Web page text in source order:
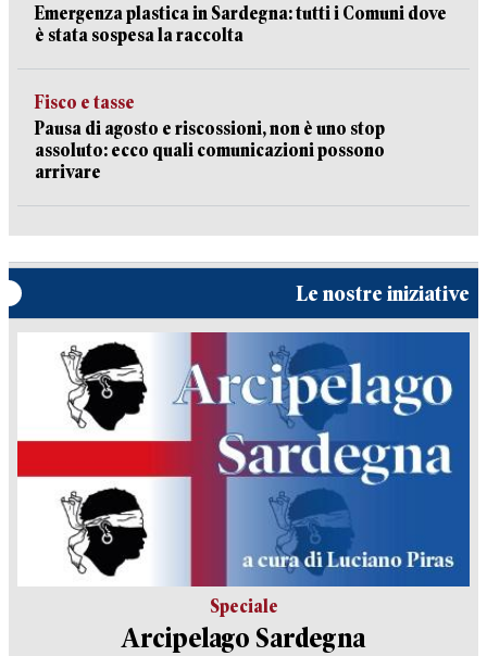
Emergenza plastica in Sardegna: tutti i Comuni dove
è stata sospesa la raccolta
Fisco e tasse
Pausa di agosto e riscossioni, non è uno stop
assoluto: ecco quali comunicazioni possono
arrivare
Le nostre iniziative
Speciale
Arcipelago Sardegna